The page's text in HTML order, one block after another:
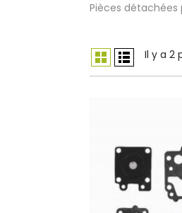
Pièces détachées
Il y a 2